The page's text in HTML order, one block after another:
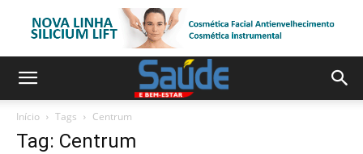
Início Tags Centrum
Tag: Centrum